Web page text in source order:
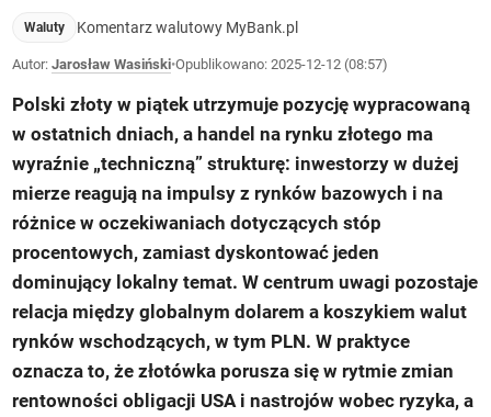
Waluty Komentarz walutowy MyBank.pl
Autor:Jarosław Wasiński•Opublikowano:2025-12-12 (08:57)
Polski złoty w piątek utrzymuje pozycję wypracowaną
w ostatnich dniach, a handel na rynku złotego ma
wyraźnie „techniczną” strukturę: inwestorzy w dużej
mierze reagują na impulsy z rynków bazowych i na
różnice w oczekiwaniach dotyczących stóp
procentowych, zamiast dyskontować jeden
dominujący lokalny temat. W centrum uwagi pozostaje
relacja między globalnym dolarem a koszykiem walut
rynków wschodzących, w tym PLN. W praktyce
oznacza to, że złotówka porusza się w rytmie zmian
rentowności obligacji USA i nastrojów wobec ryzyka, a